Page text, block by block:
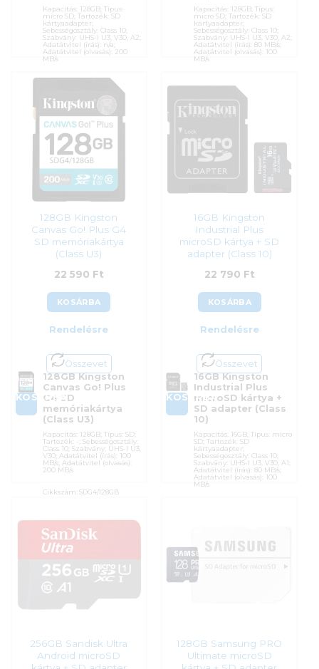
Kapacitás: 128GB; Típus:
micro SD; Tartozék: SD
kártyaadapter;
Sebességosztály: Class 10;
Szabvány: UHS-I U3, V30, A2;
Adatátvitel (írás): n/a;
Adatátvitel (olvasás): 200
MB/s
SDCG4/128GB
Memóriakártyák
Gyártó: Kingston
Garanciaidő:60 hónap
ÁFA:27%
Azonosító: 52759
20 590Ft
Kapacitás: 128GB; Típus:
micro SD; Tartozék: SD
kártyaadapter;
Sebességosztály: Class 10;
Szabvány: UHS-I U3, V30, A2;
Adatátvitel (írás): 80 MB/s;
Adatátvitel (olvasás): 100
MB/s
AUSDX128GUI3V30SA2-RA1
Memóriakártyák
Gyártó: ADATA
ÁFA:27%
Azonosító:
56441
128GB Kingston
Canvas Go! Plus G4
SD memóriakártya
(Class U3)
22 590 Ft
KOSÁRBA
Rendelésre
Összevet
KOSÁRBA
128GB Kingston
Canvas Go! Plus
G4 SD
memóriakártya
(Class U3)
Kapacitás: 128GB; Típus: SD;
Tartozék: -; Sebességosztály:
Class 10; Szabvány: UHS-I U3,
V30; Adatátvitel (írás): 100
MB/s; Adatátvitel (olvasás):
200 MB/s
Cikkszám:SDG4/128GB
Gyártó:Kingston
Garanciaidő:60 hónap
ÁFA:27%
22 590
16GB Kingston
Industrial Plus
microSD kártya + SD
adapter (Class 10)
22 790 Ft
KOSÁRBA
Rendelésre
Összevet
KOSÁRBA
16GB Kingston
Industrial Plus
microSD kártya +
SD adapter (Class
10)
Kapacitás: 16GB; Típus: micro
SD; Tartozék: SD
kártyaadapter;
Sebességosztály: Class 10;
Szabvány: UHS-I U3, V30, A1;
Adatátvitel (írás): 80 MB/s;
Adatátvitel (olvasás): 100
MB/s
Garanciaidő:
36 hónap
ÁFA:
Azonosító:
256GB Sandisk Ultra
Android microSD
128GB Samsung PRO
Ultimate microSD